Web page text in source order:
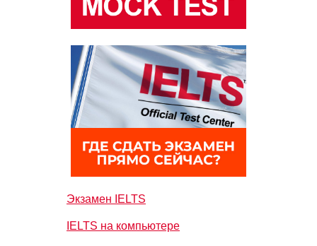
Экзамен IELTS
IELTS на компьютере